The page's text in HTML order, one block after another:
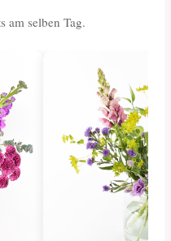
am selben Tag.